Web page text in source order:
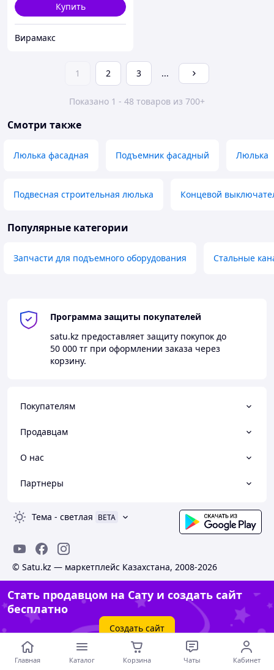
Купить
Вирамакс
1 2 3 ...
Показано 1 - 48 товаров из 700+
Смотри также
Люлька фасадная Подъемник фасадный Люлька
Подвесная строительная люлька Концевой
Популярные категории
Запчасти для подъемного оборудования Стальные
Программа защиты покупателей
satu.kz предоставляет защиту покупок до
50 000 тг при оформлении заказа через
корзину.
Покупателям
Продавцам
О нас
Партнеры
Тема - светлая BETA
© Satu.kz — маркетплейс Казахстана, 2008-2026
Стать продавцом на Сату и создать сайт
бесплатно
Создать сайт
Главная Каталог Корзина Чаты Кабинет